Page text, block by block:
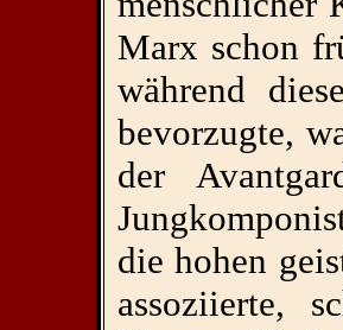
Marx schon
während
bevorzugte,
der
die hohen
assoziierte,